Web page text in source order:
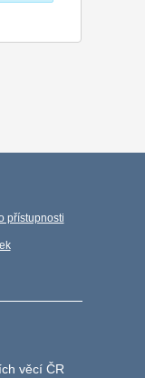
přístupnosti
věcí ČR